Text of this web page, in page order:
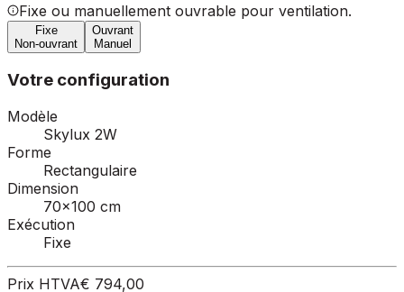
Fixe ou manuellement ouvrable pour ventilation.
Fixe
Non-ouvrant
Ouvrant
Manuel
Votre configuration
Modèle
Skylux 2W
Forme
Rectangulaire
Dimension
70×100 cm
Exécution
Fixe
Prix HTVA€ 794,00